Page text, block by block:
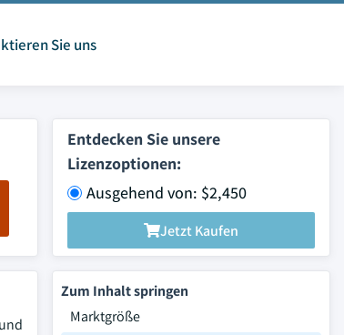
Sie uns
Entdecken Sie unsere
Lizenzoptionen:
Ausgehend von: $2,450
Jetzt Kaufen
Zum Inhalt springen
Marktgröße